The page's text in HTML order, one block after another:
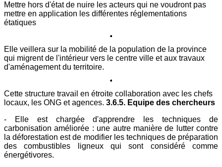
Mettre hors d'état de nuire les acteurs qui ne voudront pas
mettre en application les différentes réglementations
étatiques
Elle veillera sur la mobilité de la population de la province
qui migrent de l'intérieur vers le centre ville et aux travaux
d'aménagement du territoire.
Cette structure travail en étroite collaboration avec les chefs
locaux, les ONG et agences. 3.6.5. Equipe des chercheurs
- Elle est chargée d'apprendre les techniques de
carbonisation améliorée : une autre manière de lutter contre
la déforestation est de modifier les techniques de préparation
des combustibles ligneux qui sont considéré comme
énergétivores.